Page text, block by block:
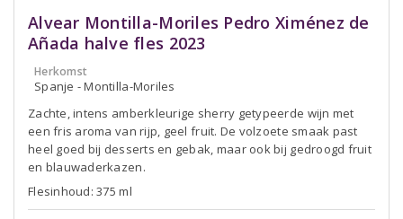
Alvear Montilla-Moriles Pedro Ximénez de
Añada halve fles 2023
Herkomst
Spanje - Montilla-Moriles
Zachte, intens amberkleurige sherry getypeerde wijn met
een fris aroma van rijp, geel fruit. De volzoete smaak past
heel goed bij desserts en gebak, maar ook bij gedroogd fruit
en blauwaderkazen.
Flesinhoud: 375 ml